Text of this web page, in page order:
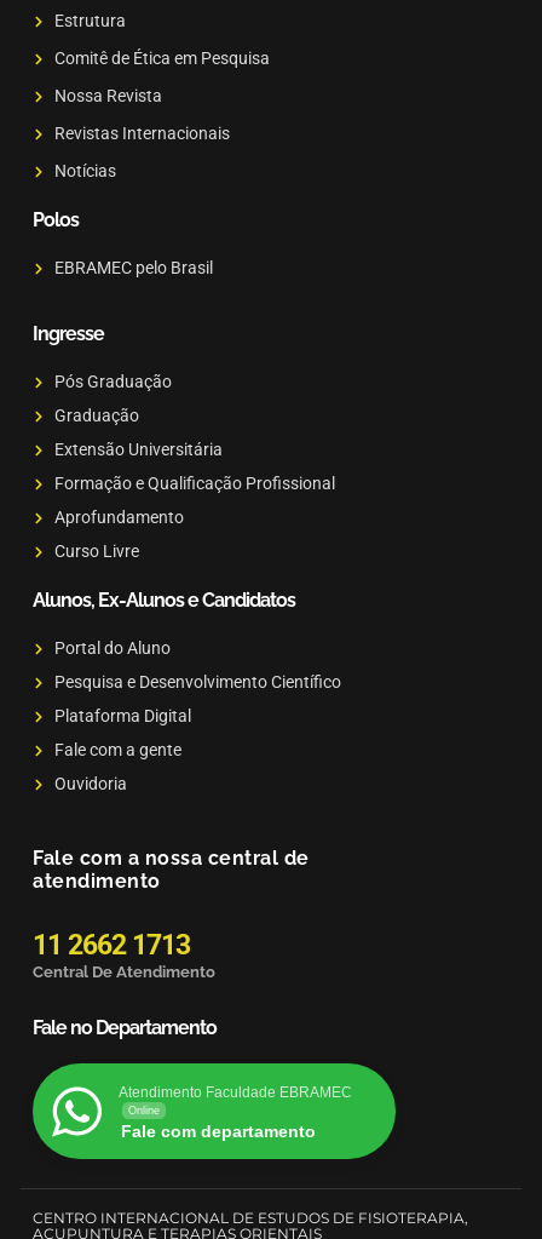
Estrutura
Comitê de Ética em Pesquisa
Nossa Revista
Revistas Internacionais
Notícias
Polos
EBRAMEC pelo Brasil
Ingresse
Pós Graduação
Graduação
Extensão Universitária
Formação e Qualificação Profissional
Aprofundamento
Curso Livre
Alunos, Ex-Alunos e Candidatos
Portal do Aluno
Pesquisa e Desenvolvimento Científico
Plataforma Digital
Fale com a gente
Ouvidoria
Fale com a nossa central de
atendimento
11 2662 1713
Central De Atendimento
Fale no Departamento
Atendimento Faculdade EBRAMEC
Online
Fale com departamento
CENTRO INTERNACIONAL DE ESTUDOS DE FISIOTERAPIA,
ACUPUNTURA E TERAPIAS ORIENTAIS